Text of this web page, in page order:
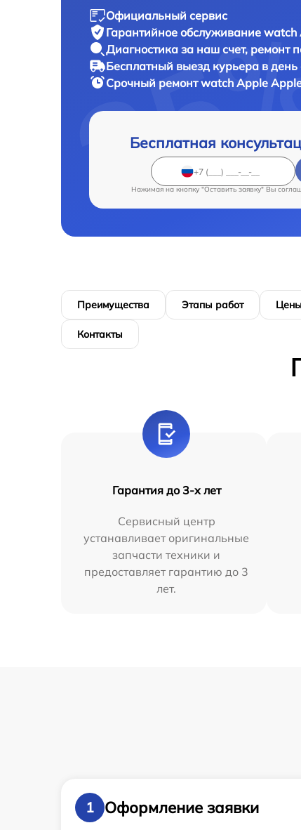
Официальный сервис
Гарантийное обслуживание watch
Диагностика за наш счет, ремонт
Бесплатный выезд курьера в
Срочный ремонтwatch Apple
Бесплатная
Нажимая на кнопку "Оставить заявку" Вы
Преимущества Этапы работ Цены
Контакты
Гарантия до 3-х лет
Сервисный центр
устанавливает оригинальные
запчасти техники и
предоставляет гарантию до 3
лет.
1
Оформление заявки